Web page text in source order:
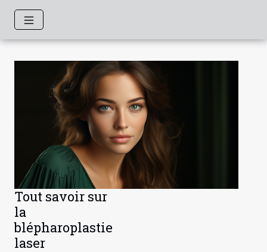
Tout savoir sur
la
blépharoplastie
laser